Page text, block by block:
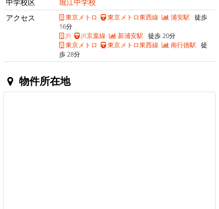
中学校区
堀江中学校
アクセス
東京メトロ 東京メトロ東西線 浦安駅 徒歩
16分
JR
JR京葉線 新浦安駅 徒歩 20分
東京メトロ
東京メトロ東西線 南行徳駅 徒
歩 28分
物件所在地